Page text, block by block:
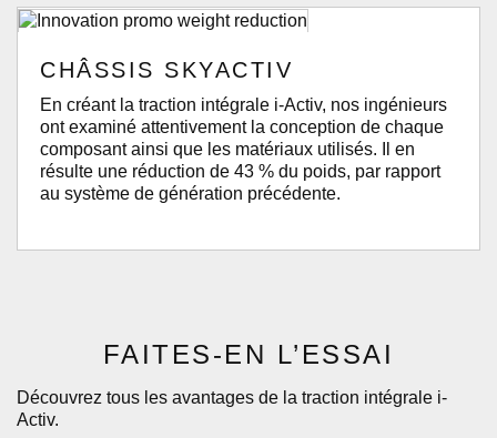
CHÂSSIS SKYACTIV
En créant la traction intégrale i-Activ, nos ingénieurs
ont examiné attentivement la conception de chaque
composant ainsi que les matériaux utilisés. Il en
résulte une réduction de 43 % du poids, par rapport
au système de génération précédente.
FAITES-EN L’ESSAI
Découvrez tous les avantages de la traction intégrale i-
Activ.